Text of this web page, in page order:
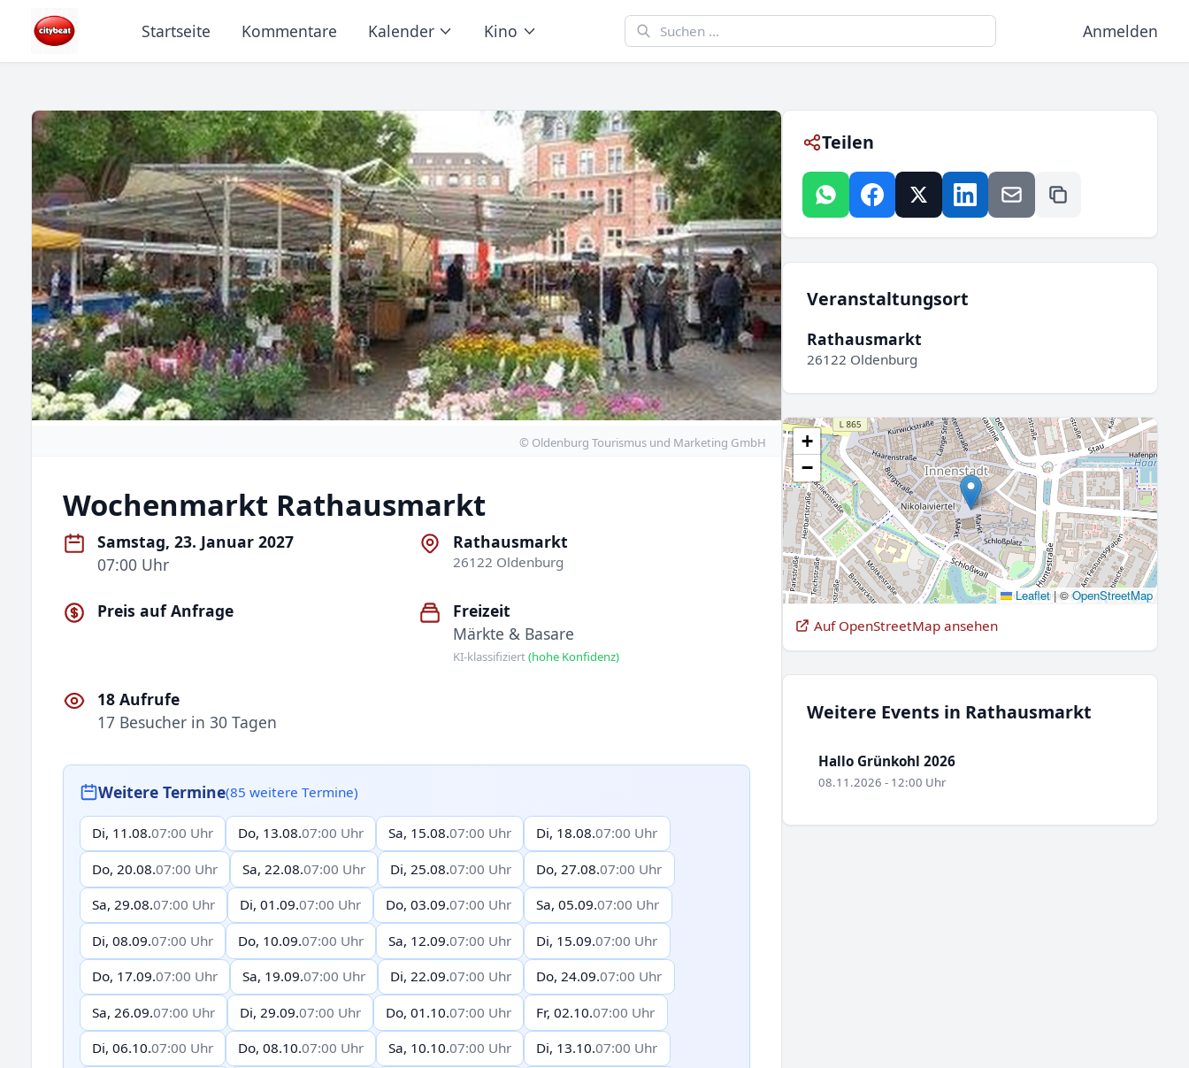
Startseite Kommentare Kalender Kino Anmelden
© Oldenburg Tourismus und Marketing GmbH
Wochenmarkt Rathausmarkt
Samstag, 23. Januar 2027
07:00 Uhr
Rathausmarkt
26122 Oldenburg
Preis auf Anfrage
Freizeit
Märkte & Basare
KI-klassifiziert(hohe Konfidenz)
18 Aufrufe
17 Besucher in 30 Tagen
Weitere Termine(85 weitere Termine)
Di, 11.08.07:00 Uhr Do, 13.08.07:00 Uhr Sa, 15.08.07:00 Uhr Di, 18.08.07:00 Uhr
Do, 20.08.07:00 Uhr Sa, 22.08.07:00 Uhr Di, 25.08.07:00 Uhr Do, 27.08.07:00 Uhr
Sa, 29.08.07:00 Uhr Di, 01.09.07:00 Uhr Do, 03.09.07:00 Uhr Sa, 05.09.07:00 Uhr
Di, 08.09.07:00 Uhr Do, 10.09.07:00 Uhr Sa, 12.09.07:00 Uhr Di, 15.09.07:00 Uhr
Do, 17.09.07:00 Uhr Sa, 19.09.07:00 Uhr Di, 22.09.07:00 Uhr Do, 24.09.07:00 Uhr
Sa, 26.09.07:00 Uhr Di, 29.09.07:00 Uhr Do, 01.10.07:00 Uhr Fr, 02.10.07:00 Uhr
Di, 06.10.07:00 Uhr Do, 08.10.07:00 Uhr Sa, 10.10.07:00 Uhr Di, 13.10.07:00 Uhr
Teilen
Veranstaltungsort
Rathausmarkt
26122 Oldenburg
+
−
Leaflet |©OpenStreetMap
Auf OpenStreetMap ansehen
Weitere Events in Rathausmarkt
Hallo Grünkohl 2026
08.11.2026 - 12:00 Uhr